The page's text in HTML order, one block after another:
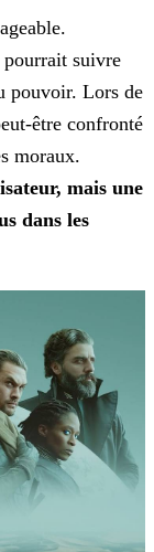
pourrait suivre
pouvoir. Lors de
être confronté
moraux.
mais une
dans les